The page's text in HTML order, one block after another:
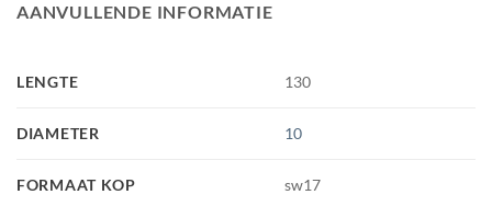
AANVULLENDE INFORMATIE
LENGTE 130
DIAMETER 10
FORMAAT KOP sw17